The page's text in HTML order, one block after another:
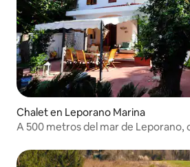
Chalet en Leporano Marina
A 500 metros del mar de Leporano,